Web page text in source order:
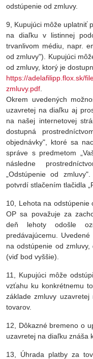
odstúpenie od zmluvy.
9, Kupujúci môže uplatniť
na diaľku v listinnej
trvanlivom médiu, napr.
od zmluvy"). Kupujúci
od zmluvy, ktorý je
https://adelafilipp.flox.sk/
zmluvy.pdf
Okrem uvedených
uzavretej na diaľku aj
na našej internetovej
dostupná
objednávky", ktoré sa
správe s predmetom
následne
„Odstúpenie od
potvrdí stlačením tlačidla
10, Lehota na odstúpenie
OP sa považuje za
deň lehoty odošle
predávajúcemu.
na odstúpenie od
(viď bod vyššie).
11, Kupujúci môže
vzťahu ku konkrétnemu
základe zmluvy
tovarov.
12, Dôkazné bremeno o
uzavretej na diaľku znáša
13, Úhrada platby za